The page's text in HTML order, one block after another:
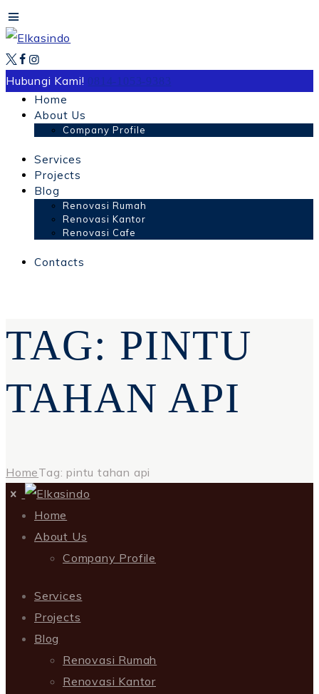
Hubungi Kami! 0814-1053-9383
Home
About Us
Company Profile
Services
Projects
Blog
Renovasi Rumah
Renovasi Kantor
Renovasi Cafe
Contacts
TAG: PINTU
TAHAN API
HomeTag: pintu tahan api
Home
About Us
Company Profile
Services
Projects
Blog
Renovasi Rumah
Renovasi Kantor